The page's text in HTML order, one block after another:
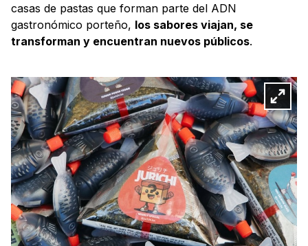
casas de pastas que forman parte del ADN
gastronómico porteño, los sabores viajan, se
transforman y encuentran nuevos públicos.